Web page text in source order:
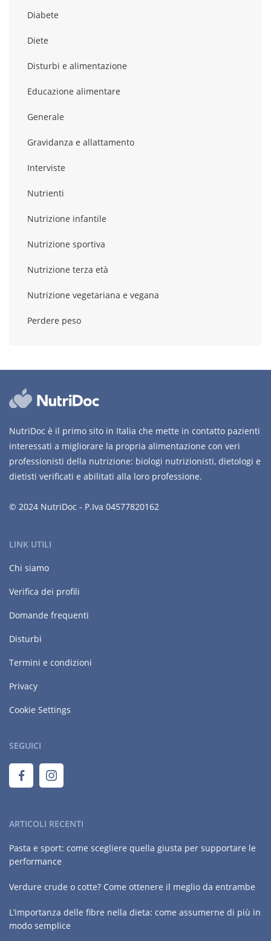
Diabete
Diete
Disturbi e alimentazione
Educazione alimentare
Generale
Gravidanza e allattamento
Interviste
Nutrienti
Nutrizione infantile
Nutrizione sportiva
Nutrizione terza età
Nutrizione vegetariana e vegana
Perdere peso
NutriDoc è il primo sito in Italia che mette in contatto pazienti
interessati a migliorare la propria alimentazione con veri
professionisti della nutrizione: biologi nutrizionisti, dietologi e
dietisti verificati e abilitati alla loro professione.
© 2024 NutriDoc - P.Iva 04577820162
LINK UTILI
Chi siamo
Verifica dei profili
Domande frequenti
Disturbi
Termini e condizioni
Privacy
Cookie Settings
SEGUICI
ARTICOLI RECENTI
Pasta e sport: come scegliere quella giusta per supportare le
performance
Verdure crude o cotte? Come ottenere il meglio da entrambe
L’importanza delle fibre nella dieta: come assumerne di più in
modo semplice